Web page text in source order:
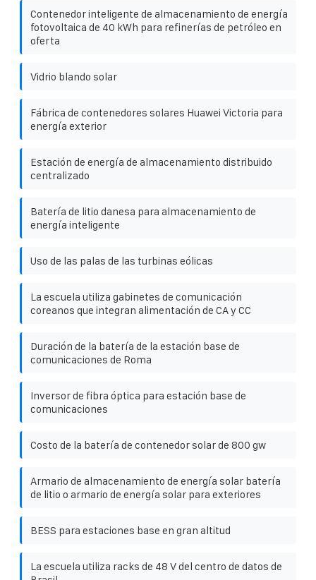
Contenedor inteligente de almacenamiento de energía
fotovoltaica de 40 kWh para refinerías de petróleo en
oferta
Vidrio blando solar
Fábrica de contenedores solares Huawei Victoria para
energía exterior
Estación de energía de almacenamiento distribuido
centralizado
Batería de litio danesa para almacenamiento de
energía inteligente
Uso de las palas de las turbinas eólicas
La escuela utiliza gabinetes de comunicación
coreanos que integran alimentación de CA y CC
Duración de la batería de la estación base de
comunicaciones de Roma
Inversor de fibra óptica para estación base de
comunicaciones
Costo de la batería de contenedor solar de 800 gw
Armario de almacenamiento de energía solar batería
de litio o armario de energía solar para exteriores
BESS para estaciones base en gran altitud
La escuela utiliza racks de 48 V del centro de datos de